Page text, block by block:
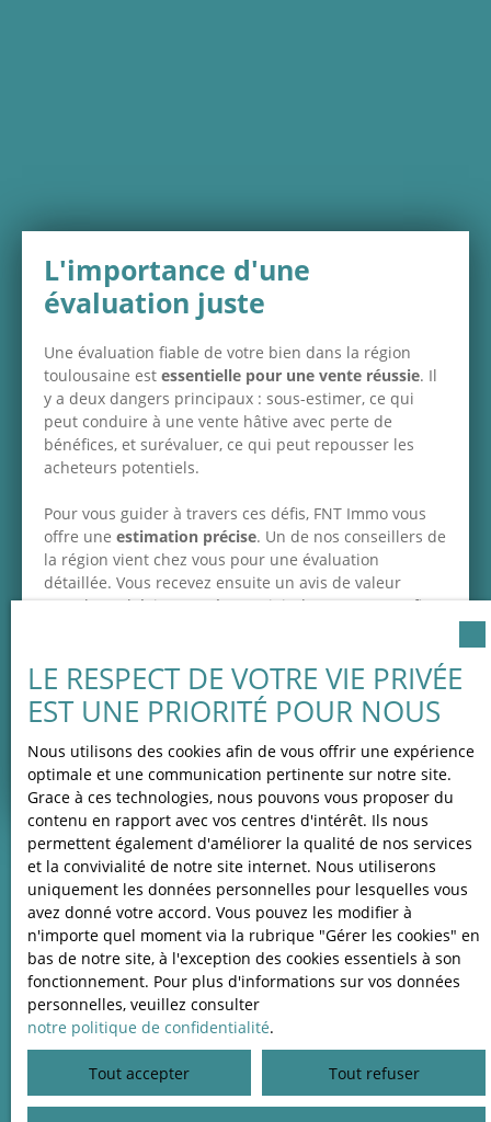
L'importance d'une
évaluation juste
Une évaluation fiable de votre bien dans la région
toulousaine est essentielle pour une vente réussie. Il
y a deux dangers principaux : sous-estimer, ce qui
peut conduire à une vente hâtive avec perte de
bénéfices, et surévaluer, ce qui peut repousser les
acheteurs potentiels.
Pour vous guider à travers ces défis, FNT Immo vous
offre une estimation précise. Un de nos conseillers de
la région vient chez vous pour une évaluation
détaillée. Vous recevez ensuite un avis de valeur
complet. N'hésitez pas à nous joindre pour en profiter.
Adresse de votre bien
Estimer mon bien
LE RESPECT DE VOTRE VIE PRIVÉE
EST UNE PRIORITÉ POUR NOUS
Nous utilisons des cookies afin de vous offrir une expérience
optimale et une communication pertinente sur notre site.
Grace à ces technologies, nous pouvons vous proposer du
contenu en rapport avec vos centres d'intérêt. Ils nous
permettent également d'améliorer la qualité de nos services
et la convivialité de notre site internet. Nous utiliserons
uniquement les données personnelles pour lesquelles vous
avez donné votre accord. Vous pouvez les modifier à
n'importe quel moment via la rubrique ″Gérer les cookies″ en
bas de notre site, à l'exception des cookies essentiels à son
fonctionnement. Pour plus d'informations sur vos données
personnelles, veuillez consulter
notre politique de confidentialité.
Tout accepter Tout refuser